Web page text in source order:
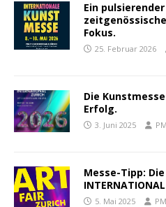
Ein
Fokus.
25. Februar 2026
Die
Erfolg.
3. Juni 2025
Messe-Tipp:
5. Mai 2025